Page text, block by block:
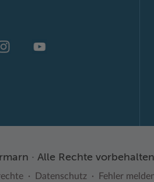
· Alle Rechte
Datenschutz Fehler